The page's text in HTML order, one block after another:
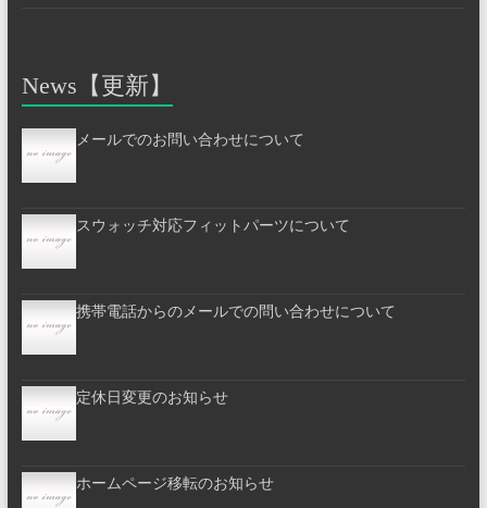
News【更新】
メールでのお問い合わせについて
スウォッチ対応フィットパーツについて
携帯電話からのメールでの問い合わせについて
定休日変更のお知らせ
ホームページ移転のお知らせ